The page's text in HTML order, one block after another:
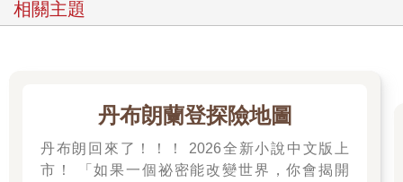
吉爾說。
解。起初那些難以形容的年頭，每個人都在路上行走，最後終於
腳。人們出於安全考量，群聚在公路休息站、餐廳和汽車旅館相
依為命。在這面目已非的世界，行者交響樂團來回往返於聚落之
間。這是從新元五年開始的，那時指揮召集了她在軍樂隊的朋友
們，離開一直居住的空軍基地，往未知之地邁進。當時大多數人
相關主題
丹布朗蘭登探險地圖
丹布朗回來了！！！ 2026全新小說中文版上
市！ 「如果一個祕密能改變世界，你會揭開